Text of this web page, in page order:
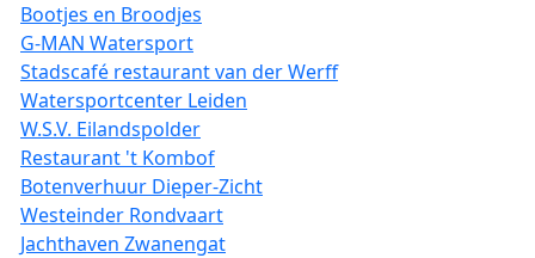
Bootjes en Broodjes
G-MAN Watersport
Stadscafé restaurant van der Werff
Watersportcenter Leiden
W.S.V. Eilandspolder
Restaurant 't Kombof
Botenverhuur Dieper-Zicht
Westeinder Rondvaart
Jachthaven Zwanengat